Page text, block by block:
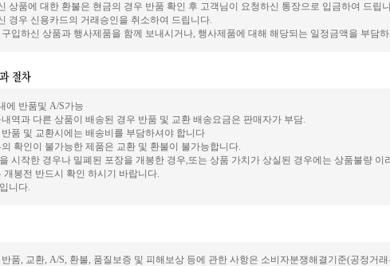
상품에 대한 환불은 현금의 경우 반품 확인 후 고객님이 요청하신 통장으로 입금하여 드립
경우 신용카드의 거래승인을 취소하여 드립니다.
입하신 상품과 행사제품을 함께 보내시거나, 행사제품에 대해 해당되는 일정금액을 부담
에 반품및 A/S가능
역과 다른 상품이 배송된 경우 반품 및 교환 배송요금은 판매자가 부담.
품 및 교환시에는 배송비를 부담하셔야 합니다
확인이 불가능한 제품은 교환 및 환불이 불가능합니다.
시작한 경우나 밀폐된 포장을 개봉한 경우,또는 상품 가치가 상실된 경우에는 상품불량 이
개봉전 반드시 확인 하시기 바랍니다.
니다.
품, 교환, A/S, 환불, 품질보증 및 피해보상 등에 관한 사항은 소비자분쟁해결기준(공정거래